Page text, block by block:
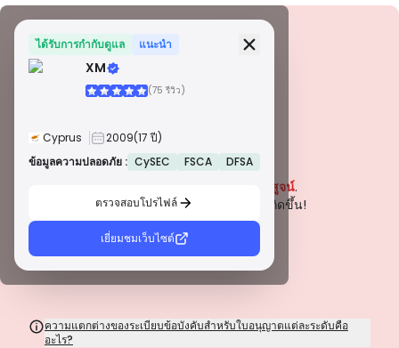
ได้รับการกำกับดูแล แนะนำ
XM
(75 รีวิว)
Cyprus 2009(17 ปี)
ข้อมูลความปลอดภัย : CySEC FSCA DFSA
ตรวจสอบโปรไฟล์
เยี่ยมชมเว็บไซต์
ข้อมูลความปลอดภัย
คำเตือน
ยังไม่ได้รับการพิสูจน์.
โปรดระมัดระวังความเสี่ยงที่อาจเกิดขึ้น!
ความแตกต่างของระเบียบข้อบังคับสำหรับใบอนุญาตแต่ละระดับคือ
อะไร?
ออกโดยหน่วยงานกำกับดูแลที่มีชื่อเสียงระดับโลก ใบอนุญาตเหล่านี้รับประกันการ
มาตรฐาน AML/CTF ช่วยเพิ่มความปลอดภัยยิ่งขึ้น
ได้รับอนุญาตจากหน่วยงานกำกับดูแลระดับภูมิภาคที่ได้รับการยอมรับ ใบอนุญาต
เหล่านี้มีมาตรการความปลอดภัยที่แข็งแกร่ง เช่น การแยกเงินทุน การรายงาน
ทางการเงิน และแผนการชดเชย แม้ว่าจะเข้มงวดน้อยกว่าระดับ 1 เล็กน้อย แต่ก็
ออกโดยหน่วยงานกำกับดูแลในตลาดเกิดใหม่ ใบอนุญาตเหล่านี้ให้การคุ้มครองขั้น
พื้นฐาน เช่น ข้อกำหนดเงินทุนขั้นต่ำและนโยบาย AML การกำกับดูแลมีความเข้ม
งวดน้อยกว่า ดังนั้นผู้ค้าควรใช้ความระมัดระวังและตรวจสอบมาตรการความ
จากเขตอำนาจศาลที่มีการกำกับดูแลน้อยที่สุด ใบอนุญาตเหล่านี้มักขาดการ
คุ้มครองที่สำคัญ เช่น การแยกเงินทุนและการประกันภัย แม้ว่าจะมีความยืดหยุ่นใน